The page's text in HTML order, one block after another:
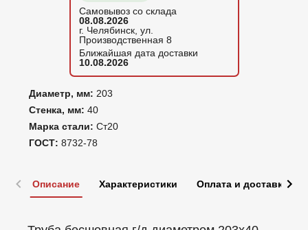
Диаметр, мм: 203
Стенка, мм: 40
Марка стали: Ст20
ГОСТ: 8732-78
Самовывоз со склада
08.08.2026
г. Челябинск, ул.
Производственная 8
Ближайшая дата доставки
10.08.2026
Описание Характеристики Оплата и доставка